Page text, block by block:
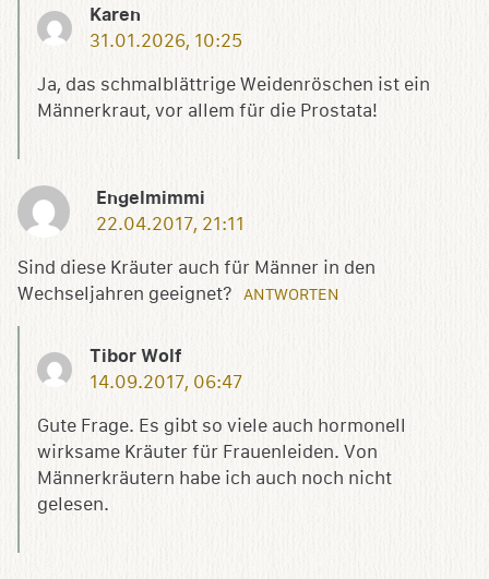
Karen
31.01.2026, 10:25
Ja, das schmalblättrige Weidenröschen ist ein
Männerkraut, vor allem für die Prostata!
Engelmimmi
22.04.2017, 21:11
Sind diese Kräuter auch für Männer in den
Wechseljahren geeignet?
ANTWORTEN
Tibor Wolf
14.09.2017, 06:47
Gute Frage. Es gibt so viele auch hormonell
wirksame Kräuter für Frauenleiden. Von
Männerkräutern habe ich auch noch nicht
gelesen.